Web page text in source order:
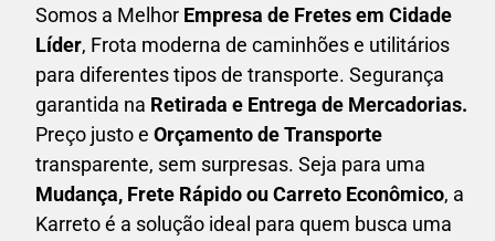
Somos a Melhor Empresa de Fretes em Cidade
Líder, Frota moderna de caminhões e utilitários
para diferentes tipos de transporte. Segurança
garantida na Retirada e Entrega de Mercadorias.
Preço justo e Orçamento de Transporte
transparente, sem surpresas. Seja para uma
Mudança, Frete Rápido ou Carreto Econômico, a
Karretoé a solução ideal para quem busca uma